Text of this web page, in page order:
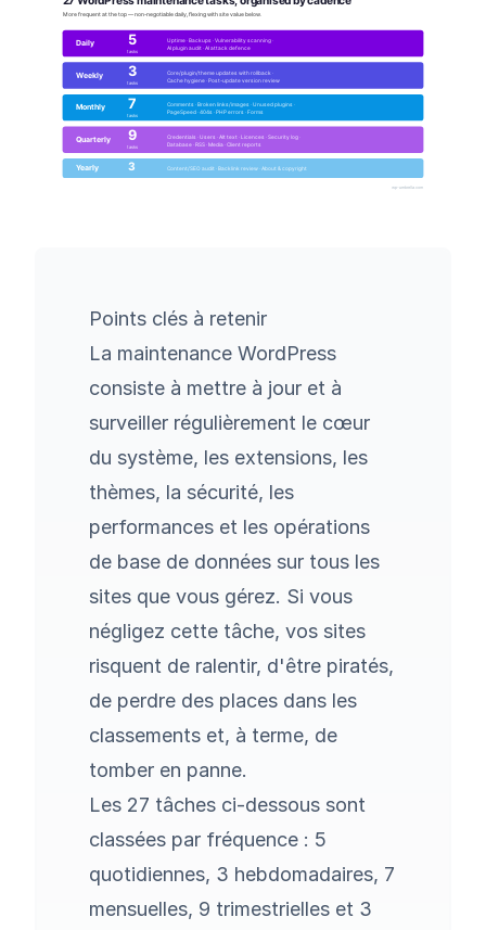
Points clés à retenir
La maintenance WordPress
consiste à mettre à jour et à
surveiller régulièrement le cœur
du système, les extensions, les
thèmes, la sécurité, les
performances et les opérations
de base de données sur tous les
sites que vous gérez. Si vous
négligez cette tâche, vos sites
risquent de ralentir, d'être piratés,
de perdre des places dans les
classements et, à terme, de
tomber en panne.
Les 27 tâches ci-dessous sont
classées par fréquence : 5
quotidiennes, 3 hebdomadaires, 7
mensuelles, 9 trimestrielles et 3